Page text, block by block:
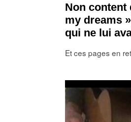
Non content
my dreams
qui ne lui
Et ces pages en